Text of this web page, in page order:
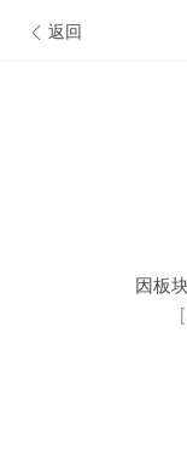
返回
因板